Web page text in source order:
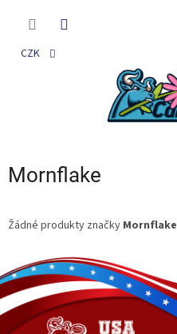
CZK
Mornflake
Žádné produkty značky Mornflake
á
p
a